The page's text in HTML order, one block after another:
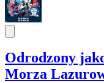
Odrodzony
Morza